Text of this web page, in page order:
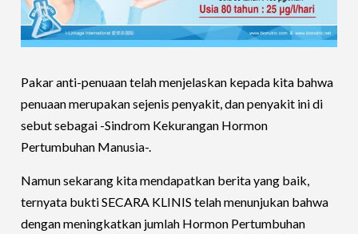
Pakar anti-penuaan telah menjelaskan kepada kita bahwa
penuaan merupakan sejenis penyakit, dan penyakit ini di
sebut sebagai -Sindrom Kekurangan Hormon
Pertumbuhan Manusia-.
Namun sekarang kita mendapatkan berita yang baik,
ternyata bukti SECARA KLINIS telah menunjukan bahwa
dengan meningkatkan jumlah Hormon Pertumbuhan